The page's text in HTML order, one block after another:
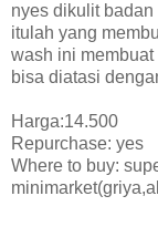
nyes dikulit
itulah yang
wash ini
bisa diatasi
Harga:14.500
Repurchase: yes
Where to buy: